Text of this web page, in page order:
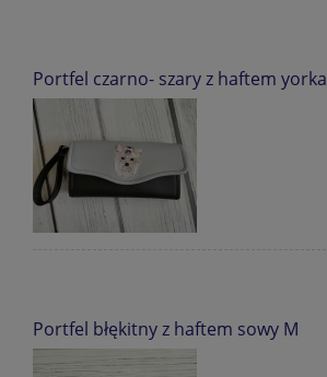
Portfel czarno- szary z haftem yorka
Portfel błękitny z haftem sowy M